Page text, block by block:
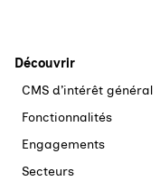
Découvrir
CMS d’intérêt général
Fonctionnalités
Engagements
Secteurs